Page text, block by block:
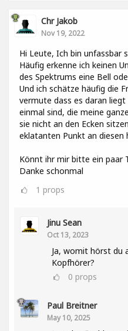
Chr Jakob
Nov 19, 2022
Hi Leute, Ich bin unfassbar
Häufig erkenne ich keinen
des Spektrums eine Bell
Und ich schätze häufig die
vermute dass es daran
einmal sind, die meine
sie nicht an den Ecken
eklatanten Punkt an diesen
Könnt ihr mir bitte ein paar
Danke schonmal
1 props
Jinu Sean
Oct 13, 2023
Ja, womit hörst du
Kopfhörer?
0 props
Paul Breitner
May 10, 2025